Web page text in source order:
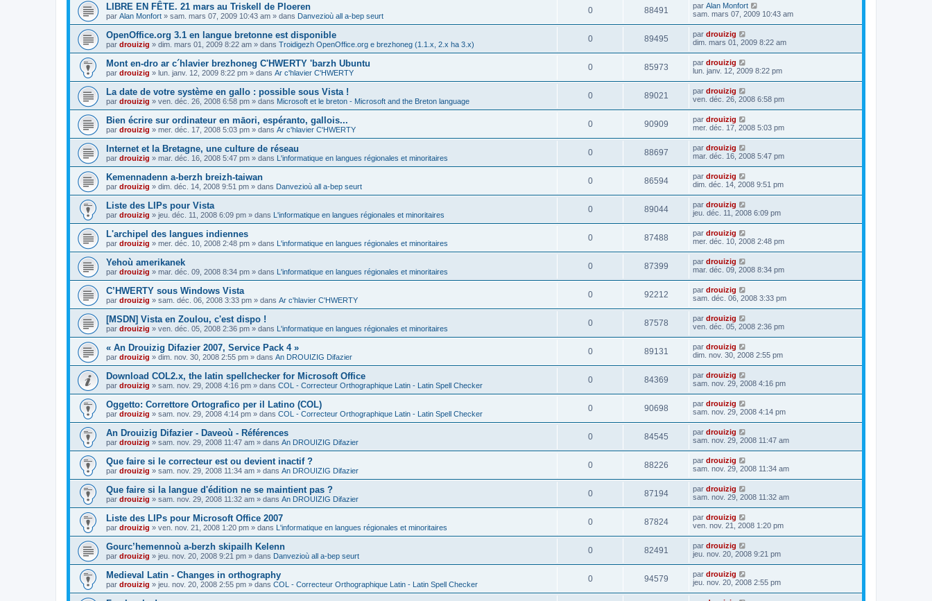
LIBRE EN FÊTE. 21 mars au Triskell de Ploeren
par Alan Monfort » sam. mars 07, 2009 10:43 am » dans Danvezioù all a-bep seurt
0 88491 par Alan Monfort
sam. mars 07, 2009 10:43 am
OpenOffice.org 3.1 en langue bretonne est disponible
par drouizig » dim. mars 01, 2009 8:22 am » dans Troidigezh OpenOffice.org e brezhoneg (1.1.x, 2.x ha 3.x)
0 89495 par drouizig
dim. mars 01, 2009 8:22 am
Mont en-dro ar c´hlavier brezhoneg C'HWERTY 'barzh Ubuntu
par drouizig » lun. janv. 12, 2009 8:22 pm » dans Ar c'hlavier C'HWERTY
0 85973 par drouizig
lun. janv. 12, 2009 8:22 pm
La date de votre système en gallo : possible sous Vista !
par drouizig » ven. déc. 26, 2008 6:58 pm » dans Microsoft et le breton - Microsoft and the Breton language
0 89021 par drouizig
ven. déc. 26, 2008 6:58 pm
Bien écrire sur ordinateur en māori, espéranto, gallois...
par drouizig » mer. déc. 17, 2008 5:03 pm » dans Ar c'hlavier C'HWERTY
0 90909 par drouizig
mer. déc. 17, 2008 5:03 pm
Internet et la Bretagne, une culture de réseau
par drouizig » mar. déc. 16, 2008 5:47 pm » dans L'informatique en langues régionales et minoritaires
0 88697 par drouizig
mar. déc. 16, 2008 5:47 pm
Kemennadenn a-berzh breizh-taiwan
par drouizig » dim. déc. 14, 2008 9:51 pm » dans Danvezioù all a-bep seurt
0 86594 par drouizig
dim. déc. 14, 2008 9:51 pm
Liste des LIPs pour Vista
par drouizig » jeu. déc. 11, 2008 6:09 pm » dans L'informatique en langues régionales et minoritaires
0 89044 par drouizig
jeu. déc. 11, 2008 6:09 pm
L'archipel des langues indiennes
par drouizig » mer. déc. 10, 2008 2:48 pm » dans L'informatique en langues régionales et minoritaires
0 87488 par drouizig
mer. déc. 10, 2008 2:48 pm
Yehoù amerikanek
par drouizig » mar. déc. 09, 2008 8:34 pm » dans L'informatique en langues régionales et minoritaires
0 87399 par drouizig
mar. déc. 09, 2008 8:34 pm
C’HWERTY sous Windows Vista
par drouizig » sam. déc. 06, 2008 3:33 pm » dans Ar c'hlavier C'HWERTY
0 92212 par drouizig
sam. déc. 06, 2008 3:33 pm
[MSDN] Vista en Zoulou, c'est dispo !
par drouizig » ven. déc. 05, 2008 2:36 pm » dans L'informatique en langues régionales et minoritaires
0 87578 par drouizig
ven. déc. 05, 2008 2:36 pm
« An Drouizig Difazier 2007, Service Pack 4 »
par drouizig » dim. nov. 30, 2008 2:55 pm » dans An DROUIZIG Difazier
0 89131 par drouizig
dim. nov. 30, 2008 2:55 pm
Download COL2.x, the latin spellchecker for Microsoft Office
par drouizig » sam. nov. 29, 2008 4:16 pm » dans COL - Correcteur Orthographique Latin - Latin Spell Checker
0 84369 par drouizig
sam. nov. 29, 2008 4:16 pm
Oggetto: Correttore Ortografico per il Latino (COL)
par drouizig » sam. nov. 29, 2008 4:14 pm » dans COL - Correcteur Orthographique Latin - Latin Spell Checker
0 90698 par drouizig
sam. nov. 29, 2008 4:14 pm
An Drouizig Difazier - Daveoù - Références
par drouizig » sam. nov. 29, 2008 11:47 am » dans An DROUIZIG Difazier
0 84545 par drouizig
sam. nov. 29, 2008 11:47 am
Que faire si le correcteur est ou devient inactif ?
par drouizig » sam. nov. 29, 2008 11:34 am » dans An DROUIZIG Difazier
0 88226 par drouizig
sam. nov. 29, 2008 11:34 am
Que faire si la langue d'édition ne se maintient pas ?
par drouizig » sam. nov. 29, 2008 11:32 am » dans An DROUIZIG Difazier
0 87194 par drouizig
sam. nov. 29, 2008 11:32 am
Liste des LIPs pour Microsoft Office 2007
par drouizig » ven. nov. 21, 2008 1:20 pm » dans L'informatique en langues régionales et minoritaires
0 87824 par drouizig
ven. nov. 21, 2008 1:20 pm
Gourc’hemennoù a-berzh skipailh Kelenn
par drouizig » jeu. nov. 20, 2008 9:21 pm » dans Danvezioù all a-bep seurt
0 82491 par drouizig
jeu. nov. 20, 2008 9:21 pm
Medieval Latin - Changes in orthography
par drouizig » jeu. nov. 20, 2008 2:55 pm » dans COL - Correcteur Orthographique Latin - Latin Spell Checker
0 94579 par drouizig
jeu. nov. 20, 2008 2:55 pm